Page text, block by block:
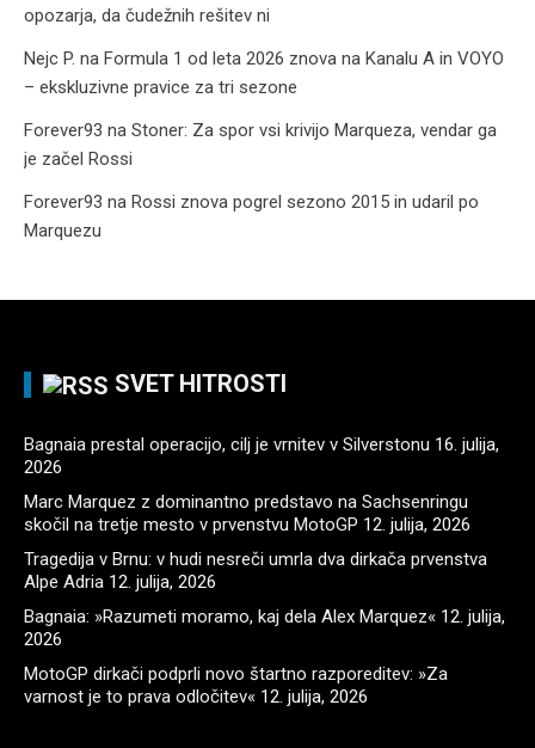
opozarja, da čudežnih rešitev ni
Nejc P. na Formula 1 od leta 2026 znova na Kanalu A in VOYO
– ekskluzivne pravice za tri sezone
Forever93 na Stoner: Za spor vsi krivijo Marqueza, vendar ga
je začel Rossi
Forever93 na Rossi znova pogrel sezono 2015 in udaril po
Marquezu
SVET HITROSTI
Bagnaia prestal operacijo, cilj je vrnitev v Silverstonu 16. julija,
2026
Marc Marquez z dominantno predstavo na Sachsenringu
skočil na tretje mesto v prvenstvu MotoGP 12. julija, 2026
Tragedija v Brnu: v hudi nesreči umrla dva dirkača prvenstva
Alpe Adria 12. julija, 2026
Bagnaia: »Razumeti moramo, kaj dela Alex Marquez« 12. julija,
2026
MotoGP dirkači podprli novo štartno razporeditev: »Za
varnost je to prava odločitev« 12. julija, 2026